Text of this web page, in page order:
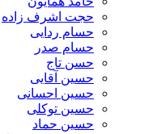
حجت اشرف زاده
حسام ردایی
حسام صدر
حسن تاج
حسین آقایی
حسین احسانی
حسین توکلی
حسین حماد